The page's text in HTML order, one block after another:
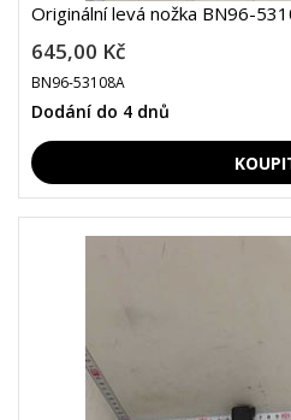
Originální levá nožka BN96-
645,00 Kč
BN96-53108A
Dodání do 4 dnů